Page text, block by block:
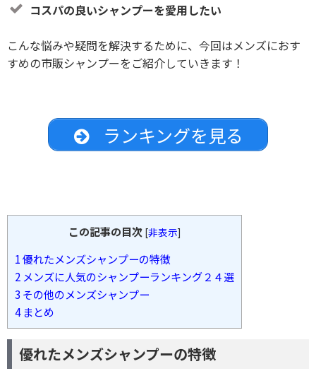
コスパの良いシャンプーを愛用したい
こんな悩みや疑問を解決するために、今回はメンズにおす
すめの市販シャンプーをご紹介していきます！
ランキングを見る
この記事の目次 [非表示]
1優れたメンズシャンプーの特徴
2 メンズに人気のシャンプーランキング２４選
3 その他のメンズシャンプー
4まとめ
優れたメンズシャンプーの特徴